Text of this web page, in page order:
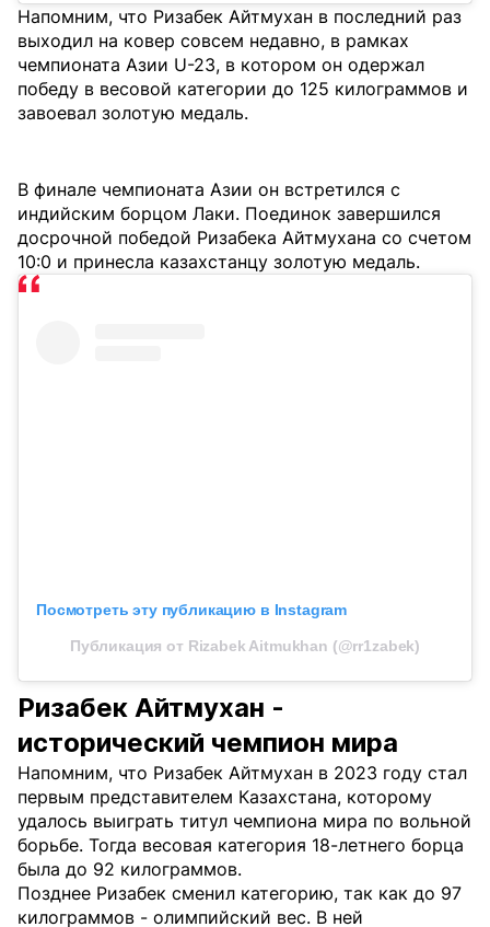
Напомним, что Ризабек Айтмухан в последний раз
выходил на ковер совсем недавно, в рамках
чемпионата Азии U-23, в котором он одержал
победу в весовой категории до 125 килограммов и
завоевал золотую медаль.
В финале чемпионата Азии он встретился с
индийским борцом Лаки. Поединок завершился
досрочной победой Ризабека Айтмухана со счетом
10:0 и принесла казахстанцу золотую медаль.
Посмотреть эту публикацию в Instagram
Публикация от Rizabek Aitmukhan (@rr1zabek)
Ризабек Айтмухан -
исторический чемпион мира
Напомним, что Ризабек Айтмухан в 2023 году стал
первым представителем Казахстана, которому
удалось выиграть титул чемпиона мира по вольной
борьбе. Тогда весовая категория 18-летнего борца
была до 92 килограммов.
Позднее Ризабек сменил категорию, так как до 97
килограммов - олимпийский вес. В ней